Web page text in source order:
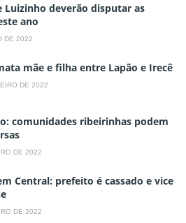
Luizinho deverão disputar as
ano
DE 2022
mãe e filha entre Lapão e Irecê
DE 2022
comunidades ribeirinhas podem
DE 2022
Central: prefeito é cassado e vice
DE 2022